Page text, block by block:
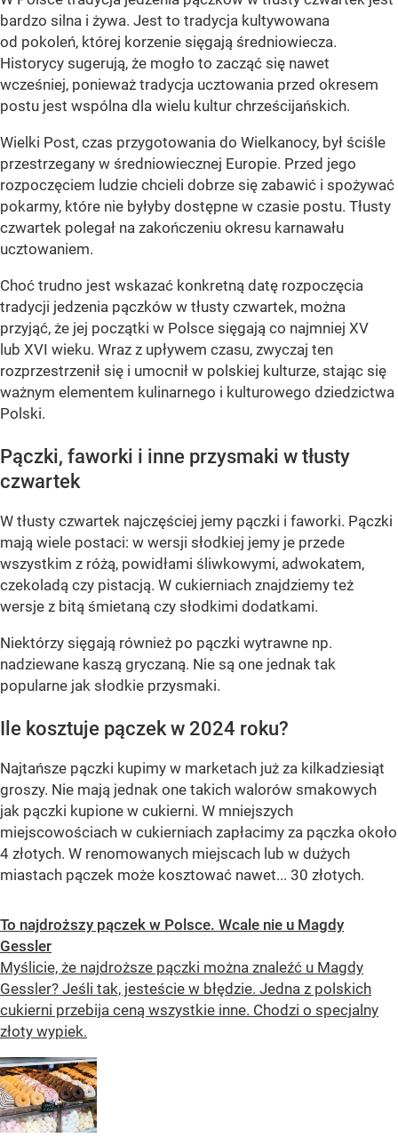
bardzo silna i żywa. Jest to tradycja kultywowana
od pokoleń, której korzenie sięgają średniowiecza.
Historycy sugerują, że mogło to zacząć się nawet
wcześniej, ponieważ tradycja ucztowania przed okresem
postu jest wspólna dla wielu kultur chrześcijańskich.
Wielki Post, czas przygotowania do Wielkanocy, był ściśle
przestrzegany w średniowiecznej Europie. Przed jego
rozpoczęciem ludzie chcieli dobrze się zabawić i spożywać
pokarmy, które nie byłyby dostępne w czasie postu. Tłusty
czwartek polegał na zakończeniu okresu karnawału
ucztowaniem.
Choć trudno jest wskazać konkretną datę rozpoczęcia
tradycji jedzenia pączków w tłusty czwartek, można
przyjąć, że jej początki w Polsce sięgają co najmniej XV
lub XVI wieku. Wraz z upływem czasu, zwyczaj ten
rozprzestrzenił się i umocnił w polskiej kulturze, stając się
ważnym elementem kulinarnego i kulturowego dziedzictwa
Polski.
Pączki, faworki i inne przysmaki w tłusty
czwartek
W tłusty czwartek najczęściej jemy pączki i faworki. Pączki
mają wiele postaci: w wersji słodkiej jemy je przede
wszystkim z różą, powidłami śliwkowymi, adwokatem,
czekoladą czy pistacją. W cukierniach znajdziemy też
wersje z bitą śmietaną czy słodkimi dodatkami.
Niektórzy sięgają również po pączki wytrawne np.
nadziewane kaszą gryczaną. Nie są one jednak tak
popularne jak słodkie przysmaki.
Ile kosztuje pączek w 2024 roku?
Najtańsze pączki kupimy w marketach już za kilkadziesiąt
groszy. Nie mają jednak one takich walorów smakowych
jak pączki kupione w cukierni. W mniejszych
miejscowościach w cukierniach zapłacimy za pączka około
4 złotych. W renomowanych miejscach lub w dużych
miastach pączek może kosztować nawet... 30 złotych.
To najdroższy pączek w Polsce. Wcale nie u Magdy
Gessler
Myślicie, że najdroższe pączki można znaleźć u Magdy
Gessler? Jeśli tak, jesteście w błędzie. Jedna z polskich
cukierni przebija ceną wszystkie inne. Chodzi o specjalny
złoty wypiek.